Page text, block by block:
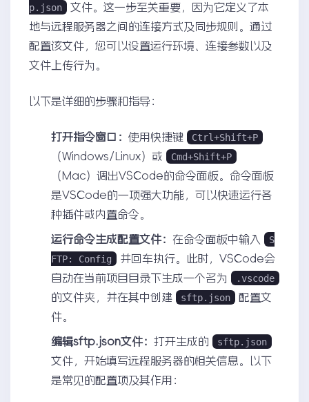
p.json
文件。这一步至关重要，因为它定义了本
地与远程服务器之间的连接方式及同步规则。通过
配置该文件，您可以设置运行环境、连接参数以及
文件上传行为。
以下是详细的步骤和指导：
打开指令窗口： 使用快捷键
Ctrl+Shift+P
（Windows/Linux）或
Cmd+Shift+P
（Mac）调出VSCode的命令面板。命令面板
是VSCode的一项强大功能，可以快速运行各
种插件或内置命令。
运行命令生成配置文件： 在命令面板中输入
S
FTP: Config
并回车执行。此时，VSCode会
自动在当前项目目录下生成一个名为
.vscode
的文件夹，并在其中创建
sftp.json
配置文
件。
编辑sftp.json文件： 打开生成的
sftp.json
文件，开始填写远程服务器的相关信息。以下
是常见的配置项及其作用：